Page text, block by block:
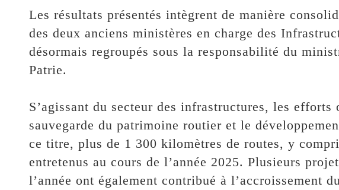
‎‎Les résultats présentés intègrent de manière
des deux anciens ministères en charge des
désormais regroupés sous la responsabilité du
Patrie.
‎S’agissant du secteur des infrastructures, les
sauvegarde du patrimoine routier et le
ce titre, plus de 1 300 kilomètres de routes, y
entretenus au cours de l’année 2025. Plusieurs
l’année ont également contribué à l’accroissement